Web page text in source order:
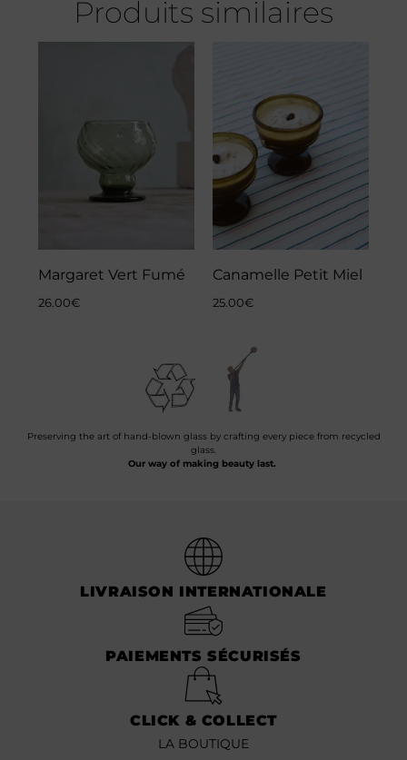
Produits similaires
Margaret Vert Fumé
26.00€
Canamelle Petit Miel
25.00€
Preserving the art of hand-blown glass by crafting every piece from recycled
glass.
Our way of making beauty last.
LIVRAISON INTERNATIONALE
PAIEMENTS SÉCURISÉS
CLICK & COLLECT
LA BOUTIQUE